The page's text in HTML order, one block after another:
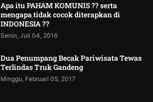
Apa itu PAHAM KOMUNIS ?? serta
mengapa tidak cocok diterapkan di
INDONESIA ??
Senin, Juli 04, 2016
Dua Penumpang Becak Pariwisata Tewas
Terlindas Truk Gandeng
Minggu, Februari 05, 2017